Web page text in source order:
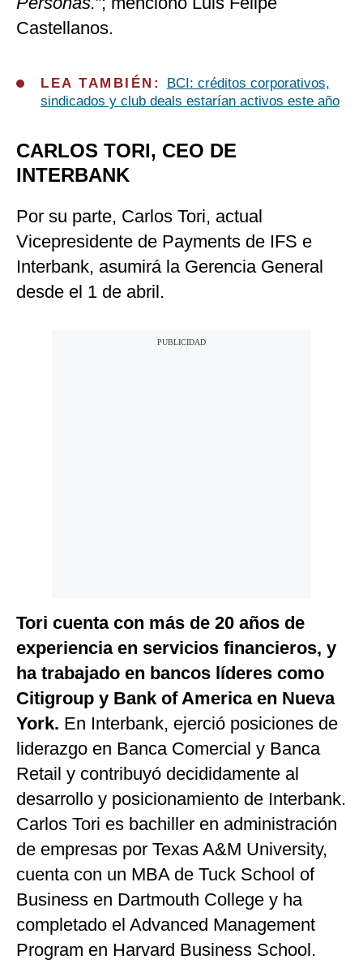
Castellanos.
LEA TAMBIÉN:
BCI: créditos corporativos,
sindicados y club deals estarían activos este año
CARLOS TORI, CEO DE
INTERBANK
Por su parte, Carlos Tori, actual
Vicepresidente de Payments de IFS e
Interbank, asumirá la Gerencia General
desde el 1 de abril.
Tori cuenta con más de 20 años de
experiencia en servicios financieros, y
ha trabajado en bancos líderes como
Citigroup y Bank of America en Nueva
York. En Interbank, ejerció posiciones de
liderazgo en Banca Comercial y Banca
Retail y contribuyó decididamente al
desarrollo y posicionamiento de Interbank.
Carlos Tori es bachiller en administración
de empresas por Texas A&M University,
cuenta con un MBA de Tuck School of
Business en Dartmouth College y ha
completado el Advanced Management
Program en Harvard Business School.